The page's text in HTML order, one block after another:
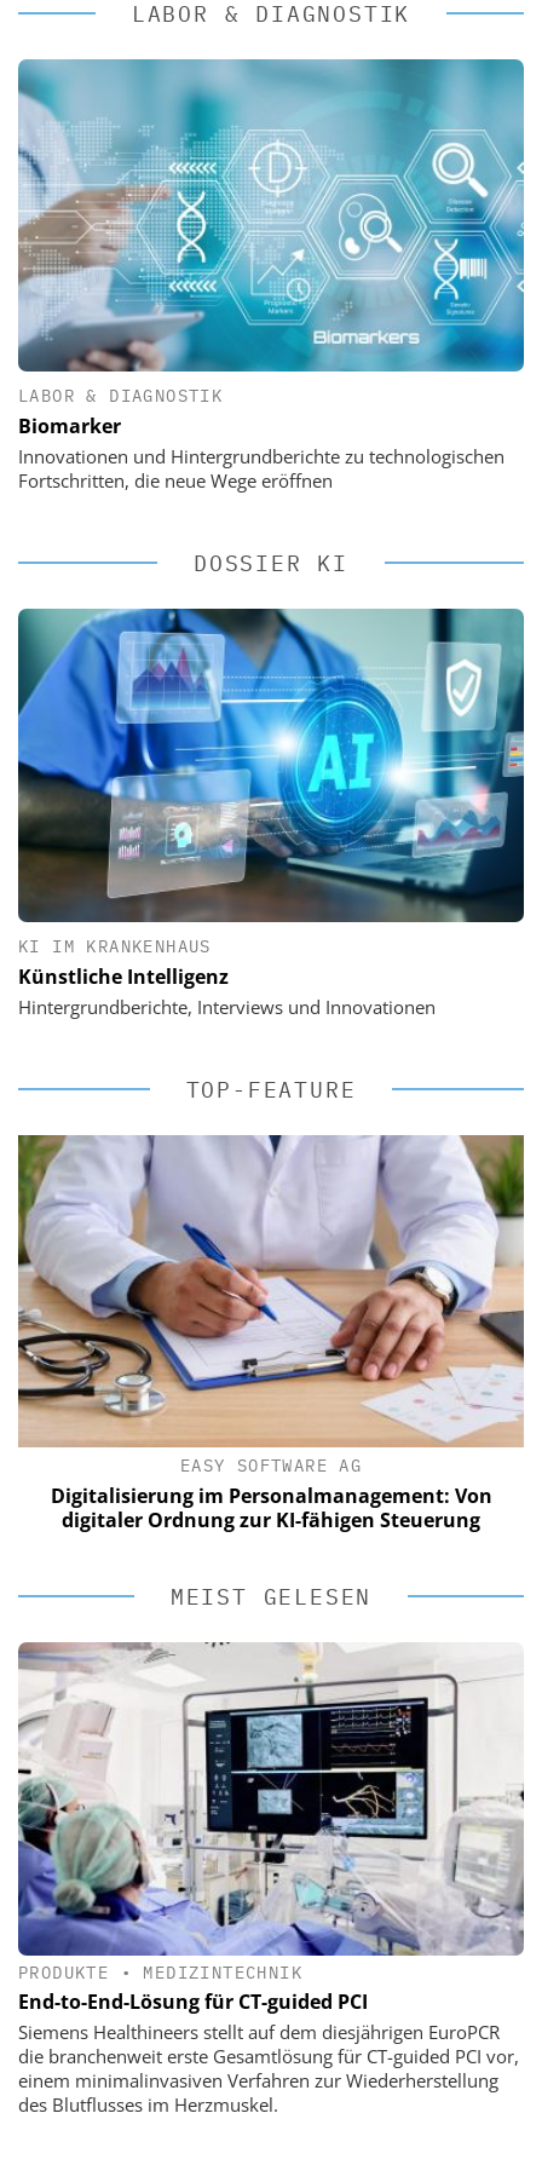
LABOR & DIAGNOSTIK
LABOR & DIAGNOSTIK
Biomarker
Innovationen und Hintergrundberichte zu technologischen
Fortschritten, die neue Wege eröffnen
DOSSIER KI
KI IM KRANKENHAUS
Künstliche Intelligenz
Hintergrundberichte, Interviews und Innovationen
TOP-FEATURE
EASY SOFTWARE AG
Digitalisierung im Personalmanagement: Von
digitaler Ordnung zur KI-fähigen Steuerung
MEIST GELESEN
PRODUKTE • MEDIZINTECHNIK
End-to-End-Lösung für CT-guided PCI
Siemens Healthineers stellt auf dem diesjährigen EuroPCR
die branchenweit erste Gesamtlösung für CT-guided PCI vor,
einem minimalinvasiven Verfahren zur Wiederherstellung
des Blutflusses im Herzmuskel.